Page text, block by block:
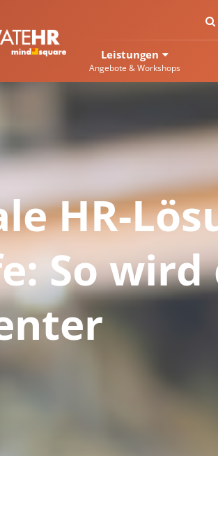
Leistungen
Angebote & Workshops
HR-
So